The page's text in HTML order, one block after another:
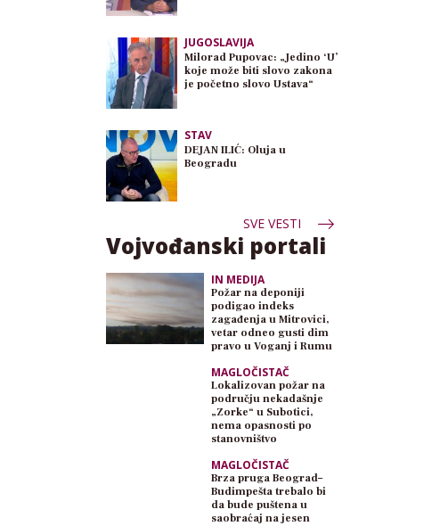
JUGOSLAVIJA
Milorad Pupovac: „Jedino ‘U’
koje može biti slovo zakona
je početno slovo Ustava“
STAV
DEJAN ILIĆ: Oluja u
Beogradu
SVE VESTI
Vojvođanski portali
IN MEDIJA
Požar na deponiji
podigao indeks
zagađenja u Mitrovici,
vetar odneo gusti dim
pravo u Voganj i Rumu
MAGLOČISTAČ
Lokalizovan požar na
području nekadašnje
„Zorke“ u Subotici,
nema opasnosti po
stanovništvo
MAGLOČISTAČ
Brza pruga Beograd–
Budimpešta trebalo bi
da bude puštena u
saobraćaj na jesen